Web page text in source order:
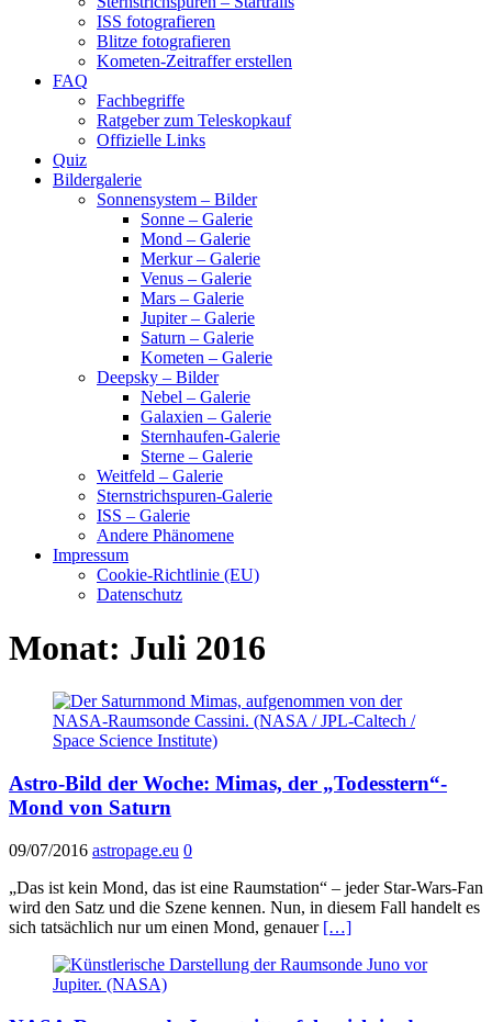
ISS fotografieren
Blitze fotografieren
Kometen-Zeitraffer erstellen
FAQ
Fachbegriffe
Ratgeber zum Teleskopkauf
Offizielle Links
Quiz
Bildergalerie
Sonnensystem – Bilder
Sonne – Galerie
Mond – Galerie
Merkur – Galerie
Venus – Galerie
Mars – Galerie
Jupiter – Galerie
Saturn – Galerie
Kometen – Galerie
Deepsky – Bilder
Nebel – Galerie
Galaxien – Galerie
Sternhaufen-Galerie
Sterne – Galerie
Weitfeld – Galerie
Sternstrichspuren-Galerie
ISS – Galerie
Andere Phänomene
Impressum
Cookie-Richtlinie (EU)
Datenschutz
Monat: Juli 2016
Astro-Bild der Woche: Mimas, der „Todesstern“-
Mond von Saturn
09/07/2016 astropage.eu 0
„Das ist kein Mond, das ist eine Raumstation“ – jeder Star-Wars-Fan
wird den Satz und die Szene kennen. Nun, in diesem Fall handelt es
sich tatsächlich nur um einen Mond, genauer […]